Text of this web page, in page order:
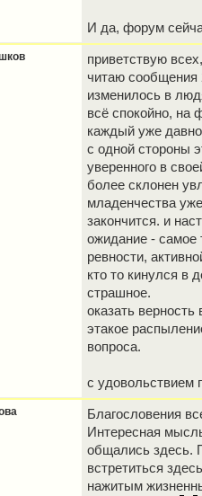
И да, форум
приветствую
читаю сообщения
изменилось в
всё спокойно, на
каждый уже
с одной стороны
уверенного в
более склонен
младенчества
закончится. и
ожидание - самое
ревности,
кто то кинулся в
страшное.
оказать
этакое
вопроса.
с удовольствием
Благословения
Интересная
общались здесь.
встретиться
нажитым